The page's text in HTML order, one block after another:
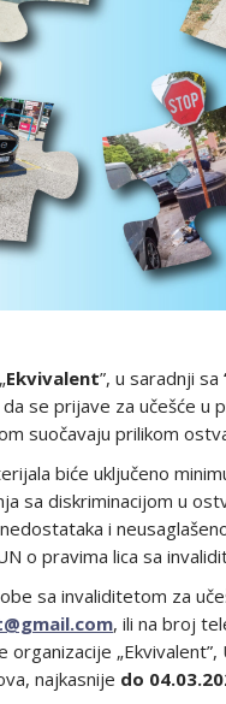
Ekvivalent”, u saradnji sa
se prijave za učešće u
suočavaju prilikom
biće uključeno
sa diskriminacijom u
i
o pravima lica sa
sa invaliditetom za
, ili na broj
organizacije
najkasnije do